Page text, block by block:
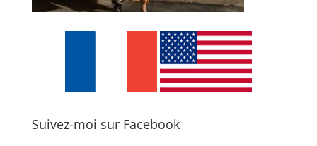
Suivez-moi sur Facebook